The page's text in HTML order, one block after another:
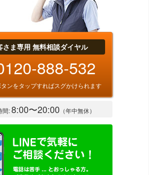
さま専用 無料相談ダイヤル
888-532
タンをタップすればスグかけられます
間:8:00〜20:00 （年中無休）